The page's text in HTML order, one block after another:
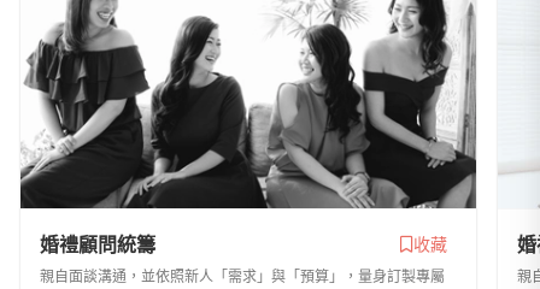
婚禮顧問統籌 收藏
親自面談溝通，並依照新人「需求」與「預算」，量身訂製專屬
親